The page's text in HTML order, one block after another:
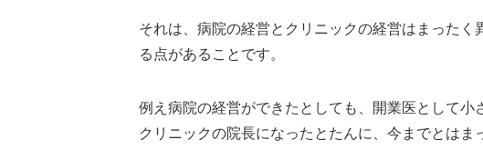
それは、病院の経営とクリニックの経営はまったく
る点があることです。
例え病院の経営ができたとしても、開業医として小
クリニックの院長になったとたんに、今までとは